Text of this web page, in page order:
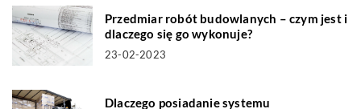
Przedmiar robót budowlanych – czym jest i
dlaczego się go wykonuje?
23-02-2023
Dlaczego posiadanie systemu